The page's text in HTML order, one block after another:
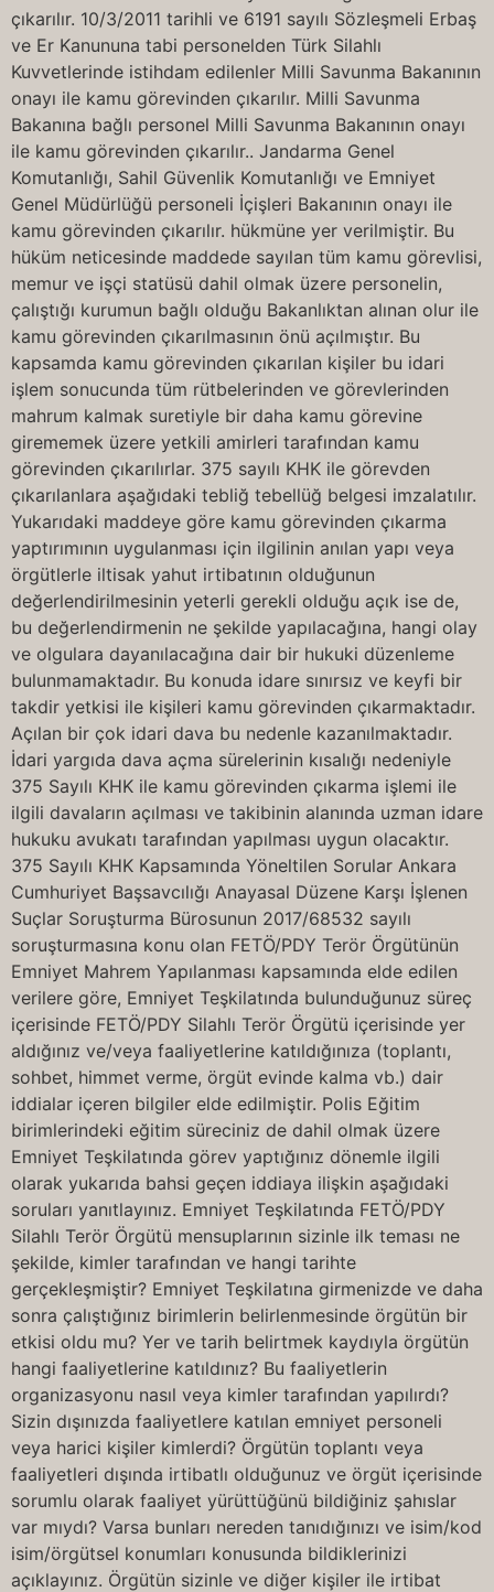
çıkarılır. 10/3/2011 tarihli ve 6191 sayılı Sözleşmeli Erbaş
ve Er Kanununa tabi personelden Türk Silahlı
Kuvvetlerinde istihdam edilenler Milli Savunma Bakanının
onayı ile kamu görevinden çıkarılır. Milli Savunma
Bakanına bağlı personel Milli Savunma Bakanının onayı
ile kamu görevinden çıkarılır.. Jandarma Genel
Komutanlığı, Sahil Güvenlik Komutanlığı ve Emniyet
Genel Müdürlüğü personeli İçişleri Bakanının onayı ile
kamu görevinden çıkarılır. hükmüne yer verilmiştir. Bu
hüküm neticesinde maddede sayılan tüm kamu görevlisi,
memur ve işçi statüsü dahil olmak üzere personelin,
çalıştığı kurumun bağlı olduğu Bakanlıktan alınan olur ile
kamu görevinden çıkarılmasının önü açılmıştır. Bu
kapsamda kamu görevinden çıkarılan kişiler bu idari
işlem sonucunda tüm rütbelerinden ve görevlerinden
mahrum kalmak suretiyle bir daha kamu görevine
girememek üzere yetkili amirleri tarafından kamu
görevinden çıkarılırlar. 375 sayılı KHK ile görevden
çıkarılanlara aşağıdaki tebliğ tebellüğ belgesi imzalatılır.
Yukarıdaki maddeye göre kamu görevinden çıkarma
yaptırımının uygulanması için ilgilinin anılan yapı veya
örgütlerle iltisak yahut irtibatının olduğunun
değerlendirilmesinin yeterli gerekli olduğu açık ise de,
bu değerlendirmenin ne şekilde yapılacağına, hangi olay
ve olgulara dayanılacağına dair bir hukuki düzenleme
bulunmamaktadır. Bu konuda idare sınırsız ve keyfi bir
takdir yetkisi ile kişileri kamu görevinden çıkarmaktadır.
Açılan bir çok idari dava bu nedenle kazanılmaktadır.
İdari yargıda dava açma sürelerinin kısalığı nedeniyle
375 Sayılı KHK ile kamu görevinden çıkarma işlemi ile
ilgili davaların açılması ve takibinin alanında uzman idare
hukuku avukatı tarafından yapılması uygun olacaktır.
375 Sayılı KHK Kapsamında Yöneltilen Sorular Ankara
Cumhuriyet Başsavcılığı Anayasal Düzene Karşı İşlenen
Suçlar Soruşturma Bürosunun 2017/68532 sayılı
soruşturmasına konu olan FETÖ/PDY Terör Örgütünün
Emniyet Mahrem Yapılanması kapsamında elde edilen
verilere göre, Emniyet Teşkilatında bulunduğunuz süreç
içerisinde FETÖ/PDY Silahlı Terör Örgütü içerisinde yer
aldığınız ve/veya faaliyetlerine katıldığınıza (toplantı,
sohbet, himmet verme, örgüt evinde kalma vb.) dair
iddialar içeren bilgiler elde edilmiştir. Polis Eğitim
birimlerindeki eğitim süreciniz de dahil olmak üzere
Emniyet Teşkilatında görev yaptığınız dönemle ilgili
olarak yukarıda bahsi geçen iddiaya ilişkin aşağıdaki
soruları yanıtlayınız. Emniyet Teşkilatında FETÖ/PDY
Silahlı Terör Örgütü mensuplarının sizinle ilk teması ne
şekilde, kimler tarafından ve hangi tarihte
gerçekleşmiştir? Emniyet Teşkilatına girmenizde ve daha
sonra çalıştığınız birimlerin belirlenmesinde örgütün bir
etkisi oldu mu? Yer ve tarih belirtmek kaydıyla örgütün
hangi faaliyetlerine katıldınız? Bu faaliyetlerin
organizasyonu nasıl veya kimler tarafından yapılırdı?
Sizin dışınızda faaliyetlere katılan emniyet personeli
veya harici kişiler kimlerdi? Örgütün toplantı veya
faaliyetleri dışında irtibatlı olduğunuz ve örgüt içerisinde
sorumlu olarak faaliyet yürüttüğünü bildiğiniz şahıslar
var mıydı? Varsa bunları nereden tanıdığınızı ve isim/kod
isim/örgütsel konumları konusunda bildiklerinizi
açıklayınız. Örgütün sizinle ve diğer kişiler ile irtibat